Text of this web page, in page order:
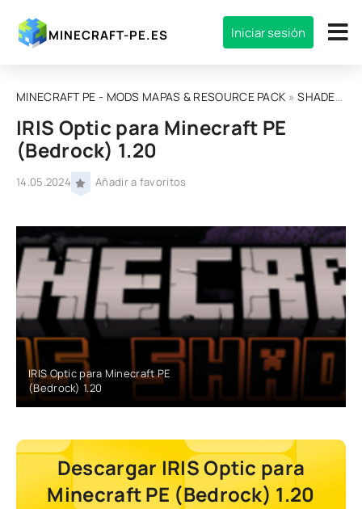
MINECRAFT-PE.ES Iniciar sesión
MINECRAFT PE - MODS MAPAS & RESOURCE PACK »SHADERS
IRIS Optic para Minecraft PE
(Bedrock) 1.20
14.05.2024 Añadir a favoritos
IRIS Optic para Minecraft PE
(Bedrock) 1.20
Descargar IRIS Optic para
Minecraft PE (Bedrock) 1.20